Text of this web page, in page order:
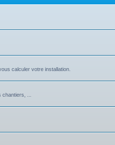
calculer votre installation.
...